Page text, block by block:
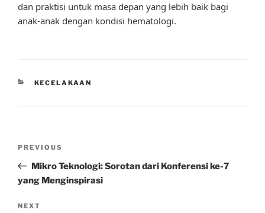
dan praktisi untuk masa depan yang lebih baik bagi
anak-anak dengan kondisi hematologi.
CATEGORIES
KECELAKAAN
Previous
Post
PREVIOUS
Mikro Teknologi: Sorotan dari Konferensi ke-7
yang Menginspirasi
Next
NEXT